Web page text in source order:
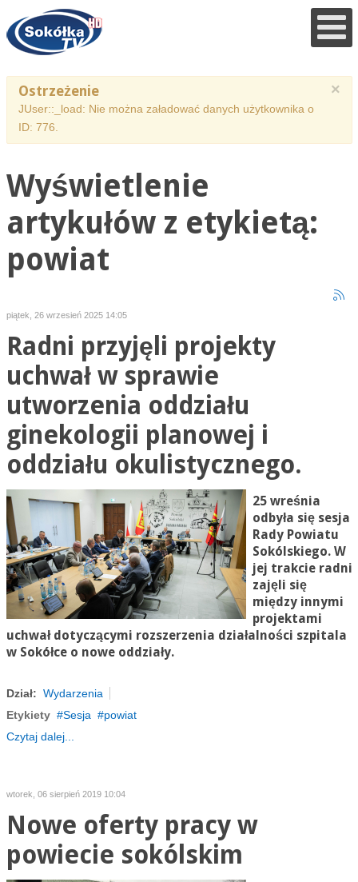
×
Ostrzeżenie
JUser::_load: Nie można załadować danych użytkownika o
ID: 776.
Wyświetlenie
artykułów z etykietą:
powiat
piątek, 26 wrzesień 2025 14:05
Radni przyjęli projekty
uchwał w sprawie
utworzenia oddziału
ginekologii planowej i
oddziału okulistycznego.
25 wreśnia
odbyła się sesja
Rady Powiatu
Sokólskiego. W
jej trakcie radni
zajęli się
między innymi
projektami
uchwał dotyczącymi rozszerzenia działalności szpitala
w Sokółce o nowe oddziały.
Dział: Wydarzenia
Etykiety
Sesja
powiat
Czytaj dalej...
wtorek, 06 sierpień 2019 10:04
Nowe oferty pracy w
powiecie sokólskim